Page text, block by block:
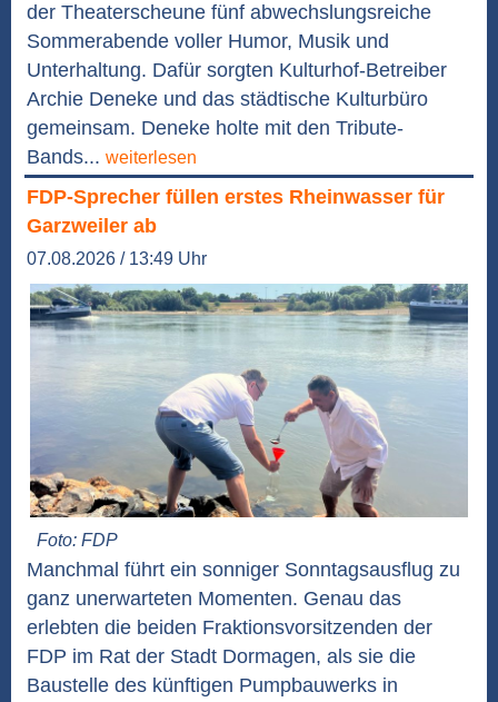
der Theaterscheune fünf abwechslungsreiche
Sommerabende voller Humor, Musik und
Unterhaltung. Dafür sorgten Kulturhof-Betreiber
Archie Deneke und das städtische Kulturbüro
gemeinsam. Deneke holte mit den Tribute-
Bands... weiterlesen
FDP-Sprecher füllen erstes Rheinwasser für
Garzweiler ab
07.08.2026 / 13:49 Uhr
Foto: FDP
Manchmal führt ein sonniger Sonntagsausflug zu
ganz unerwarteten Momenten. Genau das
erlebten die beiden Fraktionsvorsitzenden der
FDP im Rat der Stadt Dormagen, als sie die
Baustelle des künftigen Pumpbauwerks in